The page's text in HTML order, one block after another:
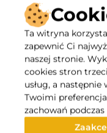
Opis
Specyfikacja
Ta witryna
zapewnić Ci
naszej stronie.
cookies stron
usług, a
Twoimi
zachowań